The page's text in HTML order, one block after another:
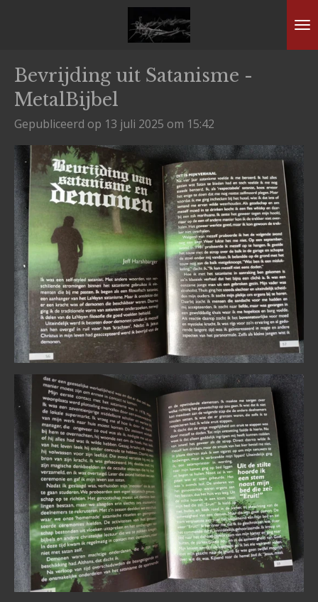
de
hoofdinhoud
Bevrijding uit Satanisme -
MetalBijbel
Gepubliceerd op 13 juli 2025 om 15:42